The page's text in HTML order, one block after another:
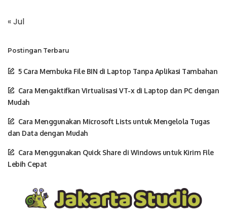
« Jul
Postingan Terbaru
5 Cara Membuka File BIN di Laptop Tanpa Aplikasi Tambahan
Cara Mengaktifkan Virtualisasi VT-x di Laptop dan PC dengan
Mudah
Cara Menggunakan Microsoft Lists untuk Mengelola Tugas
dan Data dengan Mudah
Cara Menggunakan Quick Share di Windows untuk Kirim File
Lebih Cepat